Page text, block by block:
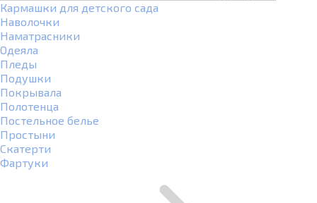
Кармашки для детского сада
Наволочки
Наматрасники
Одеяла
Пледы
Подушки
Покрывала
Полотенца
Постельное белье
Простыни
Скатерти
Фартуки